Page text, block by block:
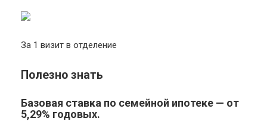
За 1 визит в отделение
Полезно знать
Базовая ставка по семейной ипотеке — от
5,29% годовых.